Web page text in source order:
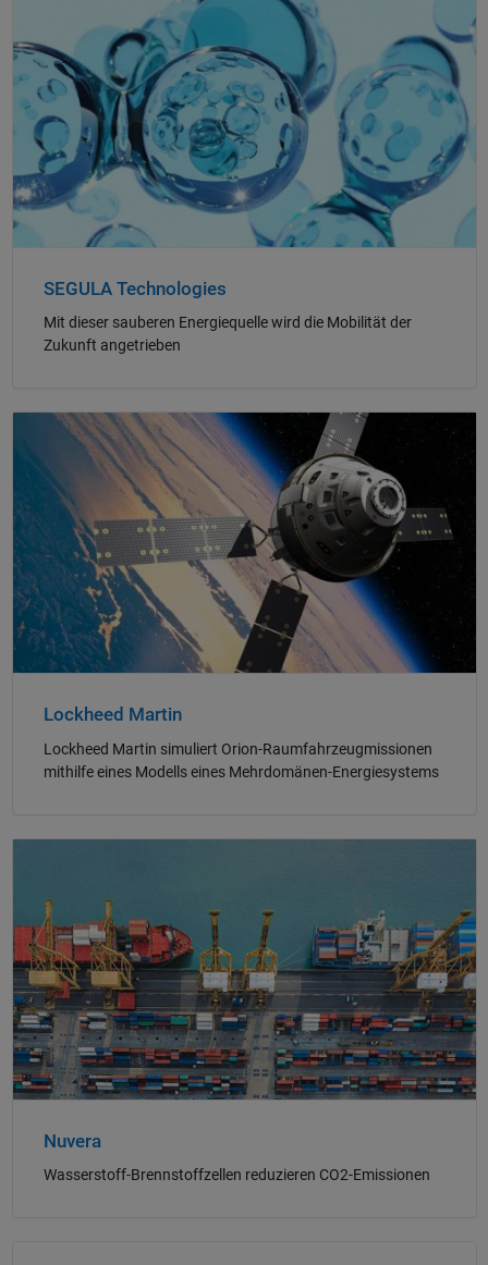
SEGULA Technologies
Mit dieser sauberen Energiequelle wird die Mobilität der
Zukunft angetrieben
Navigation im Panel
Lockheed Martin
Lockheed Martin simuliert Orion-Raumfahrzeugmissionen
mithilfe eines Modells eines Mehrdomänen-Energiesystems
Nuvera
Wasserstoff-Brennstoffzellen reduzieren CO2-Emissionen